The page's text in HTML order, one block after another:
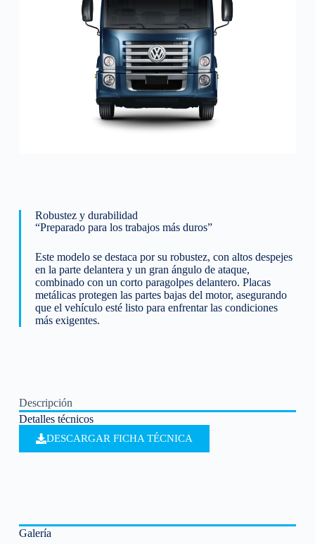
Robustez y durabilidad
“Preparado para los trabajos más duros”
Este modelo se destaca por su robustez, con altos despejes
en la parte delantera y un gran ángulo de ataque,
combinado con un corto paragolpes delantero. Placas
metálicas protegen las partes bajas del motor, asegurando
que el vehículo esté listo para enfrentar las condiciones
más exigentes.
Descripción
Detalles técnicos
DESCARGAR FICHA TÉCNICA
Galería